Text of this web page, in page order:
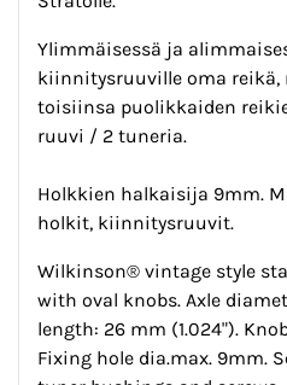
Ylimmäisessä ja
kiinnitysruuville oma
toisiinsa puolikkaiden
ruuvi / 2 tuneria.
Holkkien halkaisija 9mm.
holkit, kiinnitysruuvit.
Wilkinson® vintage style
with oval knobs. Axle
length: 26 mm (1.024").
Fixing hole dia.max. 9mm.